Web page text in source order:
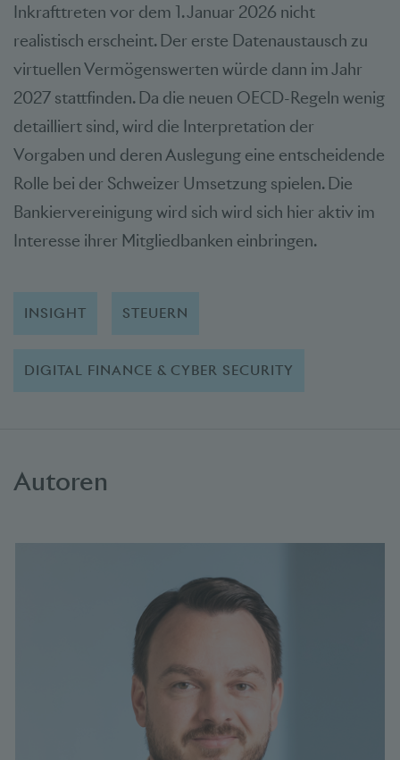
Inkrafttreten vor dem 1. Januar 2026 nicht
realistisch erscheint. Der erste Datenaustausch zu
virtuellen Vermögenswerten würde dann im Jahr
2027 stattfinden. Da die neuen OECD-Regeln wenig
detailliert sind, wird die Interpretation der
Vorgaben und deren Auslegung eine entscheidende
Rolle bei der Schweizer Umsetzung spielen. Die
Bankiervereinigung wird sich wird sich hier aktiv im
Interesse ihrer Mitgliedbanken einbringen.
INSIGHT STEUERN
DIGITAL FINANCE & CYBER SECURITY
Autoren